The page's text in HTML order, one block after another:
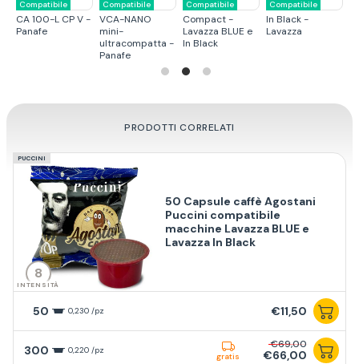
Black -
Compatibile
LB800 -
Lavazza
Compatibile
LB850 - Lavazza
Compatibile
LB1000 -
Lavazza
PRODOTTI CORRELATI
PUCCINI
8
INTENSITÀ
50 Capsule caffè Agostani
Puccini compatibile
macchine Lavazza BLUE e
Lavazza In Black
50 0,230 /pz €11,50
300 0,220 /pz
gratis
€69,00
€66,00